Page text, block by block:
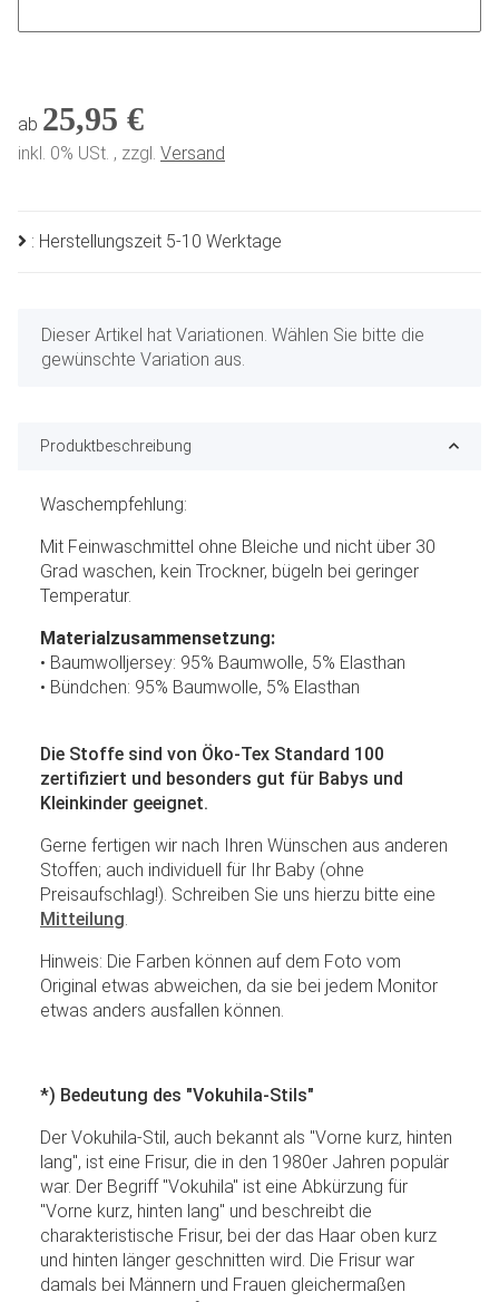
ab 25,95 €
inkl. 0% USt. , zzgl. Versand
: Herstellungszeit 5-10 Werktage
x
Dieser Artikel hat Variationen. Wählen Sie bitte die
gewünschte Variation aus.
Produktbeschreibung
Waschempfehlung:
Mit Feinwaschmittel ohne Bleiche und nicht über 30
Grad waschen, kein Trockner, bügeln bei geringer
Temperatur.
Materialzusammensetzung:
• Baumwolljersey: 95% Baumwolle, 5% Elasthan
• Bündchen: 95% Baumwolle, 5% Elasthan
Die Stoffe sind von Öko-Tex Standard 100
zertifiziert und besonders gut für Babys und
Kleinkinder geeignet.
Gerne fertigen wir nach Ihren Wünschen aus anderen
Stoffen; auch individuell für Ihr Baby (ohne
Preisaufschlag!). Schreiben Sie uns hierzu bitte eine
Mitteilung
Hinweis: Die Farben können auf dem Foto vom
Original etwas abweichen, da sie bei jedem Monitor
etwas anders ausfallen können.
*) Bedeutung des "Vokuhila-Stils"
Der Vokuhila-Stil, auch bekannt als "Vorne kurz, hinten
lang", ist eine Frisur, die in den 1980er Jahren populär
war. Der Begriff "Vokuhila" ist eine Abkürzung für
"Vorne kurz, hinten lang" und beschreibt die
charakteristische Frisur, bei der das Haar oben kurz
und hinten länger geschnitten wird. Die Frisur war
damals bei Männern und Frauen gleichermaßen